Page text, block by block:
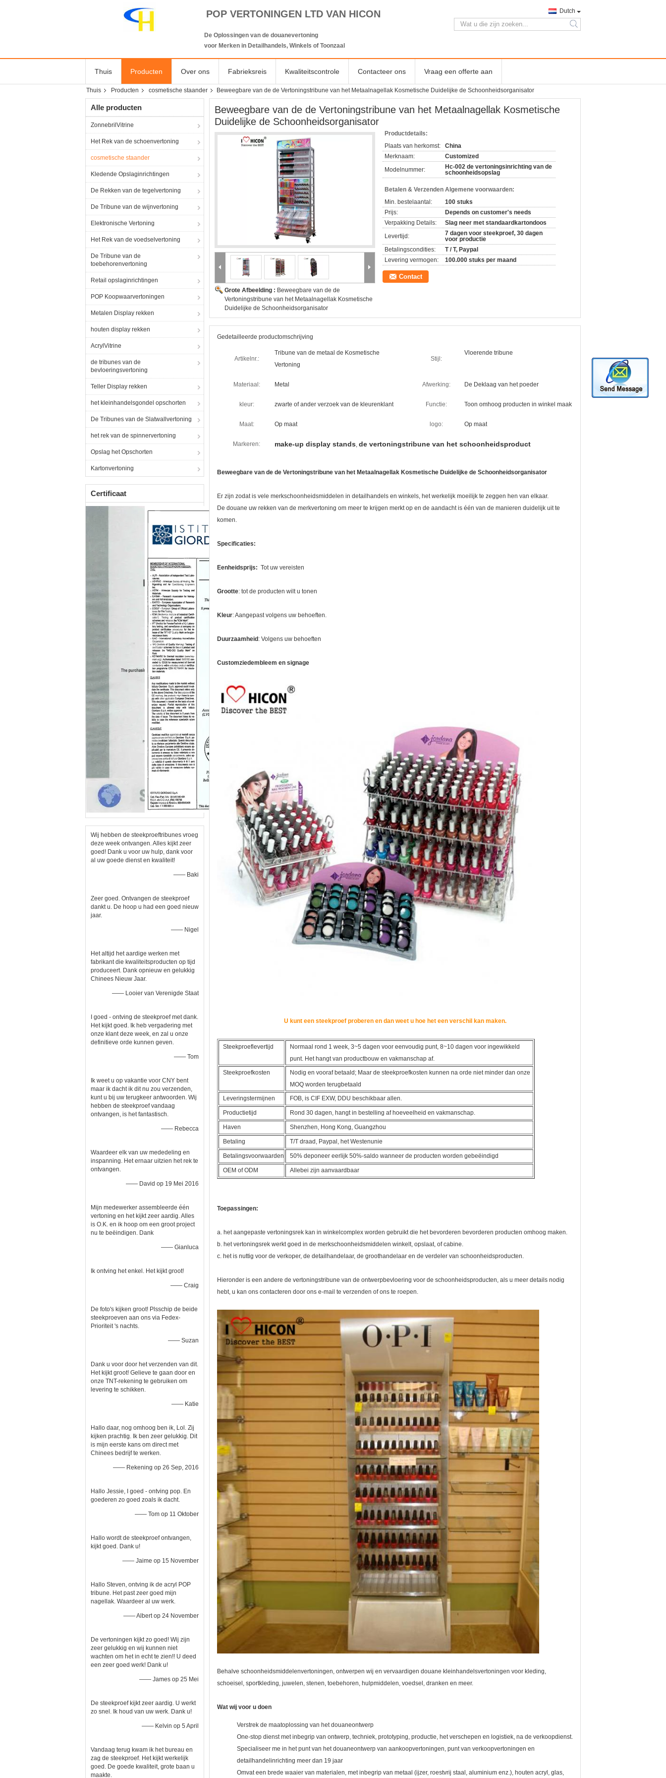
POP VERTONINGEN LTD VAN HICON
De Oplossingen van de douanevertoning
voor Merken in Detailhandels, Winkels of Toonzaal
Dutch
search
Thuis Producten Over ons Fabrieksreis Kwaliteitscontrole Contacteer ons Vraag een offerte aan
Thuis Producten cosmetische staander Beweegbare van de de Vertoningstribune van het Metaalnagellak Kosmetische Duidelijke de Schoonheidsorganisator
Alle producten
ZonnebrilVitrine
Het Rek van de schoenvertoning
cosmetische staander
Kledende Opslaginrichtingen
De Rekken van de tegelvertoning
De Tribune van de wijnvertoning
Elektronische Vertoning
Het Rek van de voedselvertoning
De Tribune van de
toebehorenvertoning
Retail opslaginrichtingen
POP Koopwaarvertoningen
Metalen Display rekken
houten display rekken
AcrylVitrine
de tribunes van de
bevloeringsvertoning
Teller Display rekken
het kleinhandelsgondel opschorten
De Tribunes van de Slatwallvertoning
het rek van de spinnervertoning
Opslag het Opschorten
Kartonvertoning
Certificaat
Wij hebben de steekproeftribunes vroeg
deze week ontvangen. Alles kijkt zeer
goed! Dank u voor uw hulp, dank voor
al uw goede dienst en kwaliteit!
—— Baki
Zeer goed. Ontvangen de steekproef
dankt u. De hoop u had een goed nieuw
jaar.
—— Nigel
Het altijd het aardige werken met
fabrikant die kwaliteitsproducten op tijd
produceert. Dank opnieuw en gelukkig
Chinees Nieuw Jaar.
—— Looier van Verenigde Staat
I goed - ontving de steekproef met dank.
Het kijkt goed. Ik heb vergadering met
onze klant deze week, en zal u onze
definitieve orde kunnen geven.
—— Tom
Ik weet u op vakantie voor CNY bent
maar ik dacht ik dit nu zou verzenden,
kunt u bij uw terugkeer antwoorden. Wij
hebben de steekproef vandaag
ontvangen, is het fantastisch.
—— Rebecca
Waardeer elk van uw mededeling en
inspanning. Het ernaar uitzien het rek te
ontvangen.
—— David op 19 Mei 2016
Mijn medewerker assembleerde één
vertoning en het kijkt zeer aardig. Alles
is O.K. en ik hoop om een groot project
nu te beëindigen. Dank
—— Gianluca
Ik ontving het enkel. Het kijkt groot!
—— Craig
De foto's kijken groot! Plsschip de beide
steekproeven aan ons via Fedex-
Prioriteit 's nachts.
—— Suzan
Dank u voor door het verzenden van dit.
Het kijkt groot! Gelieve te gaan door en
onze TNT-rekening te gebruiken om
levering te schikken.
—— Katie
Hallo daar, nog omhoog ben ik, Lol. Zij
kijken prachtig. Ik ben zeer gelukkig. Dit
is mijn eerste kans om direct met
Chinees bedrijf te werken.
—— Rekening op 26 Sep, 2016
Hallo Jessie, I goed - ontving pop. En
goederen zo goed zoals ik dacht.
—— Tom op 11 Oktober
Hallo wordt de steekproef ontvangen,
kijkt goed. Dank u!
—— Jaime op 15 November
Hallo Steven, ontving ik de acryl POP
tribune. Het past zeer goed mijn
nagellak. Waardeer al uw werk.
—— Albert op 24 November
De vertoningen kijkt zo goed! Wij zijn
zeer gelukkig en wij kunnen niet
wachten om het in echt te zien!! U deed
een zeer goed werk! Dank u!
—— James op 25 Mei
De steekproef kijkt zeer aardig. U werkt
zo snel. Ik houd van uw werk. Dank u!
—— Kelvin op 5 April
Vandaag terug kwam ik het bureau en
zag de steekproef. Het kijkt werkelijk
goed. De goede kwaliteit, grote baan u
maakte.
Beweegbare van de de Vertoningstribune van het Metaalnagellak Kosmetische
Duidelijke de Schoonheidsorganisator
Grote Afbeelding : Beweegbare van de de
Vertoningstribune van het Metaalnagellak Kosmetische
Duidelijke de Schoonheidsorganisator
Productdetails:
Plaats van herkomst:
China
Merknaam:
Customized
Modelnummer:
Hc-002 de vertoningsinrichting van de
schoonheidsopslag
Betalen & Verzenden Algemene voorwaarden:
Min. bestelaantal:
100 stuks
Prijs:
Depends on customer's needs
Verpakking Details:
Slag neer met standaardkartondoos
Levertijd:
7 dagen voor steekproef, 30 dagen
voor productie
Betalingscondities:
T / T, Paypal
Levering vermogen:
100.000 stuks per maand
Contact
Gedetailleerde productomschrijving
Artikelnr.:
Tribune van de metaal de Kosmetische
Vertoning
Stijl:
Vloerende tribune
Materiaal: Metal Afwerking: De Deklaag van het poeder
kleur: zwarte of ander verzoek van de kleurenklant Functie: Toon omhoog producten in winkel maak
Maat: Op maat logo: Op maat
Markeren: make-up display stands, de vertoningstribune van het schoonheidsproduct
Beweegbare van de de Vertoningstribune van het Metaalnagellak Kosmetische Duidelijke de Schoonheidsorganisator
Er zijn zodat is vele merkschoonheidsmiddelen in detailhandels en winkels, het werkelijk moeilijk te zeggen hen van elkaar.
De douane uw rekken van de merkvertoning om meer te krijgen merkt op en de aandacht is één van de manieren duidelijk uit te
komen.
Specificaties:
Eenheidsprijs: Tot uw vereisten
Grootte: tot de producten wilt u tonen
Kleur: Aangepast volgens uw behoeften.
Duurzaamheid : Volgens uw behoeften
Customziedembleem en signage
U kunt een steekproef proberen en dan weet u hoe het een verschil kan maken.
Steekproeflevertijd
Normaal rond 1 week, 3~5 dagen voor eenvoudig punt, 8~10 dagen voor ingewikkeld
punt. Het hangt van productbouw en vakmanschap af.
Steekproefkosten
Nodig en vooraf betaald; Maar de steekproefkosten kunnen na orde niet minder dan onze
MOQ worden terugbetaald
Leveringstermijnen
FOB, is CIF EXW, DDU beschikbaar allen.
Productietijd Rond 30 dagen, hangt in bestelling af hoeveelheid en vakmanschap.
Haven Shenzhen, Hong Kong, Guangzhou
Betaling T/T draad, Paypal, het Westenunie
Betalingsvoorwaarden 50% deponeer eerlijk 50%-saldo wanneer de producten worden gebeëindigd
OEM of ODM Allebei zijn aanvaardbaar
Toepassingen:
a. het aangepaste vertoningsrek kan in winkelcomplex worden gebruikt die het bevorderen bevorderen producten omhoog maken.
b. het vertoningsrek werkt goed in de merkschoonheidsmiddelen winkelt, opslaat, of cabine.
c. het is nuttig voor de verkoper, de detailhandelaar, de groothandelaar en de verdeler van schoonheidsproducten.
Hieronder is een andere de vertoningstribune van de ontwerpbevloering voor de schoonheidsproducten, als u meer details nodig
hebt, u kan ons contacteren door ons e-mail te verzenden of ons te roepen.
Behalve schoonheidsmiddelenvertoningen, ontwerpen wij en vervaardigen douane kleinhandelsvertoningen voor kleding,
schoeisel, sportkleding, juwelen, stenen, toebehoren, hulpmiddelen, voedsel, dranken en meer.
Wat wij voor u doen
Verstrek de maatoplossing van het douaneontwerp
One-stop dienst met inbegrip van ontwerp, techniek, prototyping, productie, het verschepen en logistiek, na de verkoopdienst.
Specialiseer me in het punt van het douaneontwerp van aankoopvertoningen, punt van verkoopvertoningen en
detailhandelinrichting meer dan 19 jaar
Omvat een brede waaier van materialen, met inbegrip van metaal (ijzer, roestvrij staal, aluminium enz.), houten acryl, glas,